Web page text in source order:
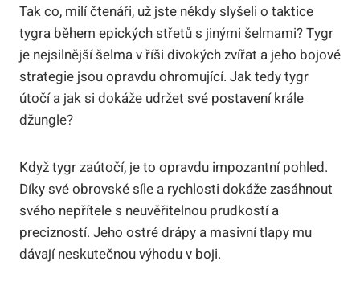
Tak co, milí čtenáři, už jste někdy slyšeli o taktice
tygra během epických střetů s jinými šelmami? Tygr
je nejsilnější šelma v říši divokých zvířat a jeho bojové
strategie jsou opravdu ohromující. Jak tedy tygr
útočí a jak si dokáže udržet své postavení krále
džungle?
Když tygr zaútočí, je to opravdu impozantní pohled.
Díky své obrovské síle a rychlosti dokáže zasáhnout
svého nepřítele s neuvěřitelnou prudkostí a
precizností. Jeho ostré drápy a masivní tlapy mu
dávají neskutečnou výhodu v boji.